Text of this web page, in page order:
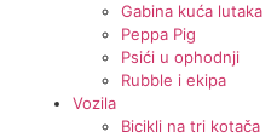
Gabina kuća lutaka
Peppa Pig
Psići u ophodnji
Rubble i ekipa
Vozila
Bicikli na tri kotača